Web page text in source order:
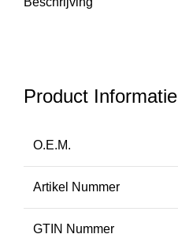
Product Informatie
O.E.M.
Artikel Nummer
GTIN Nummer